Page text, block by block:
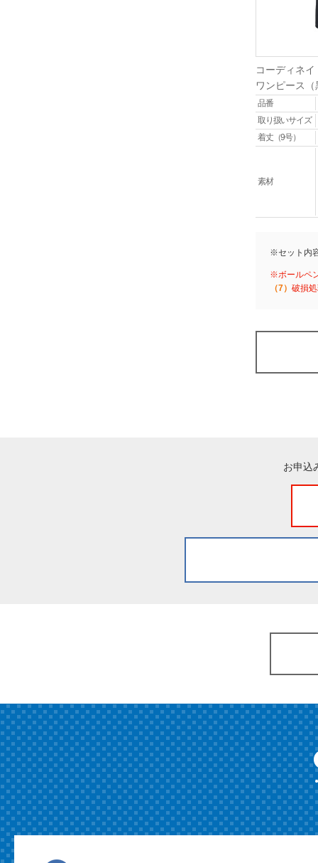
コーディネ
ワンピース（
品番
取り扱いサイズ
着丈（9号）
素材
※セット内
※ボールペ
（7） 破損
お申込